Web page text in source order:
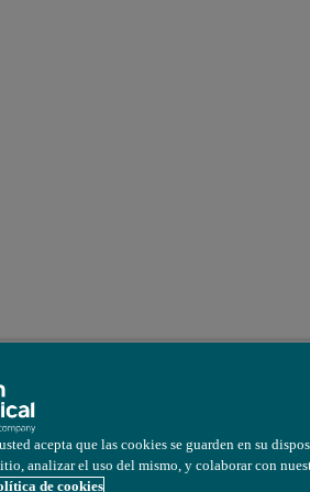
acepta que las cookies se guarden en su
analizar el uso del mismo, y colaborar con
de cookies